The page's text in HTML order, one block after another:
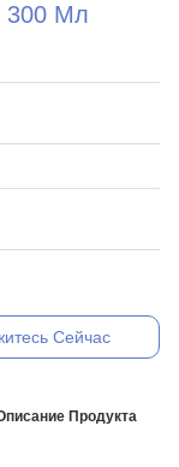
300 Мл
Сейчас
Продукта